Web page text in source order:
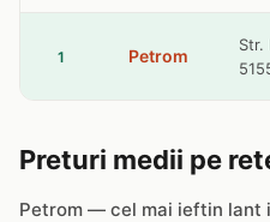
1 Petrom
Str.
Preturi medii pe
Petrom — cel mai ieftin lant